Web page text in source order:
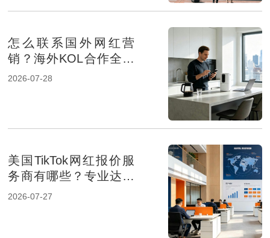
怎么联系国外网红营
销？海外KOL合作全流
程解析
2026-07-28
美国TikTok网红报价服
务商有哪些？专业达人
营销机构推荐
2026-07-27